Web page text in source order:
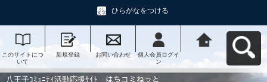
ひらがなをつける
このサイトにつ
いて
新規登録 お問い合わせ
個人会員ログイ
ン
動応援ｻｲﾄ はち
コミねっとへ戻
八王子ｺﾐｭﾆﾃｨ活動応援ｻｲﾄ はちコミねっと